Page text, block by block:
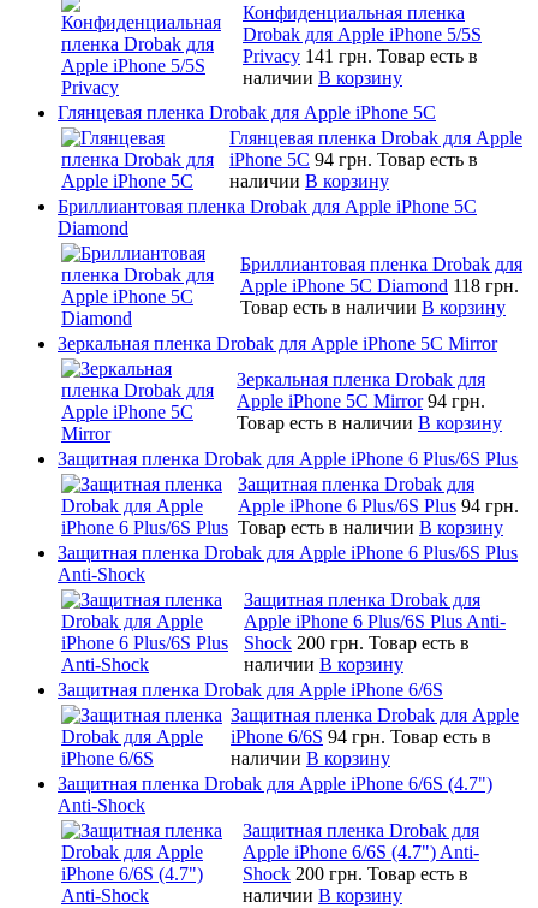
Конфиденциальная пленка
Drobak для Apple iPhone 5/5S
Privacy 141 грн. Товар есть в
наличии В корзину
Глянцевая пленка Drobak для Apple iPhone 5C
Глянцевая пленка Drobak для Apple
iPhone 5C 94 грн. Товар есть в
наличии В корзину
Бриллиантовая пленка Drobak для Apple iPhone 5C
Diamond
Бриллиантовая пленка Drobak для
Apple iPhone 5C Diamond 118 грн.
Товар есть в наличии В корзину
Зеркальная пленка Drobak для Apple iPhone 5C Mirror
Зеркальная пленка Drobak для
Apple iPhone 5C Mirror 94 грн.
Товар есть в наличии В корзину
Защитная пленка Drobak для Apple iPhone 6 Plus/6S Plus
Защитная пленка Drobak для
Apple iPhone 6 Plus/6S Plus 94 грн.
Товар есть в наличии В корзину
Защитная пленка Drobak для Apple iPhone 6 Plus/6S Plus
Anti-Shock
Защитная пленка Drobak для
Apple iPhone 6 Plus/6S Plus Anti-
Shock 200 грн. Товар есть в
наличии В корзину
Защитная пленка Drobak для Apple iPhone 6/6S
Защитная пленка Drobak для Apple
iPhone 6/6S 94 грн. Товар есть в
наличии В корзину
Защитная пленка Drobak для Apple iPhone 6/6S (4.7")
Anti-Shock
Защитная пленка Drobak для
Apple iPhone 6/6S (4.7") Anti-
Shock 200 грн. Товар есть в
наличии В корзину